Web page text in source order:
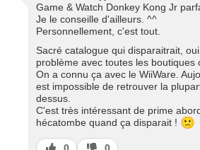
Game & Watch Donkey Kong Jr
Je le conseille d'ailleurs. ^^
Personnellement, c'est tout.
Sacré catalogue qui disparaitrait,
problème avec toutes les boutiques
On a connu ça avec le WiiWare.
est impossible de retrouver la
dessus.
C'est très intéressant de prime
hécatombe quand ça disparait ! 🙁
J’aime
J’aime